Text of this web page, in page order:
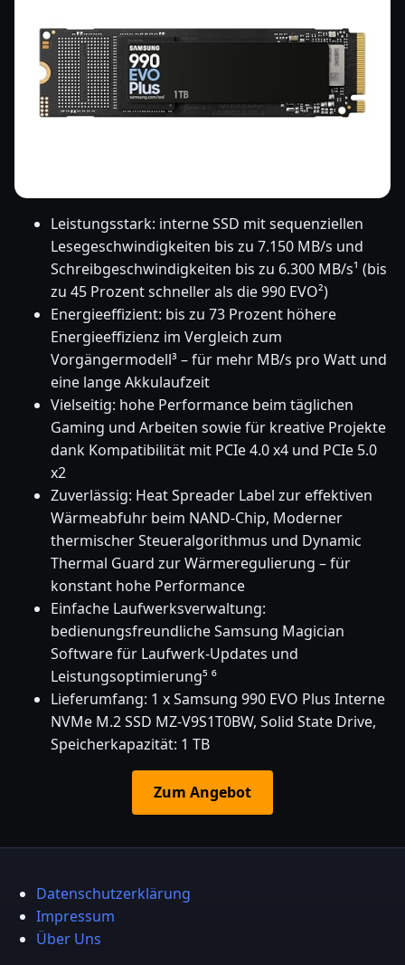
Leistungsstark: interne SSD mit sequenziellen
Lesegeschwindigkeiten bis zu 7.150 MB/s und
Schreibgeschwindigkeiten bis zu 6.300 MB/s¹ (bis
zu 45 Prozent schneller als die 990 EVO²)
Energieeffizient: bis zu 73 Prozent höhere
Energieeffizienz im Vergleich zum
Vorgängermodell³ – für mehr MB/s pro Watt und
eine lange Akkulaufzeit
Vielseitig: hohe Performance beim täglichen
Gaming und Arbeiten sowie für kreative Projekte
dank Kompatibilität mit PCIe 4.0 x4 und PCIe 5.0
x2
Zuverlässig: Heat Spreader Label zur effektiven
Wärmeabfuhr beim NAND-Chip, Moderner
thermischer Steueralgorithmus und Dynamic
Thermal Guard zur Wärmeregulierung – für
konstant hohe Performance
Einfache Laufwerksverwaltung:
bedienungsfreundliche Samsung Magician
Software für Laufwerk-Updates und
Leistungsoptimierung⁵ ⁶
Lieferumfang: 1 x Samsung 990 EVO Plus Interne
NVMe M.2 SSD MZ-V9S1T0BW, Solid State Drive,
Speicherkapazität: 1 TB
Zum Angebot
Datenschutzerklärung
Impressum
Über Uns